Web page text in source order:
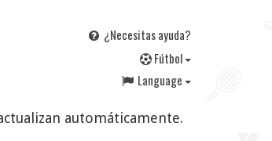
¿Necesitas ayuda?
Fútbol
Language
automáticamente.